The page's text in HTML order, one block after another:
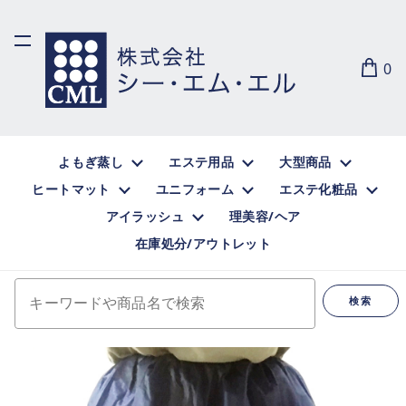
0
よもぎ蒸し エステ用品
大型商品
ヒートマット
ユニフォーム
エステ化粧品
アイラッシュ
理美容/ヘア
在庫処分/アウトレット
検索